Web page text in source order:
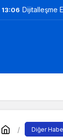
13:06 Dijitalleşme
Diğer